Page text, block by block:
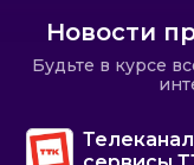
Новости
Будьте в курсе